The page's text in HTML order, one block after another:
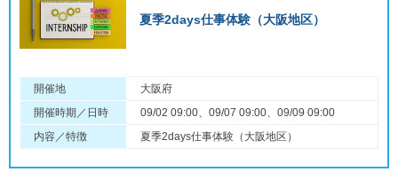
夏季2days仕事体験（大阪地区）
開催地
大阪府
開催時期／日時
09/02 09:00、09/07 09:00、09/09 09:00
内容／特徴
夏季2days仕事体験（大阪地区）